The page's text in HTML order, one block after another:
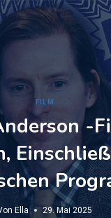
FILM
-
Ella 29. Mai 2025